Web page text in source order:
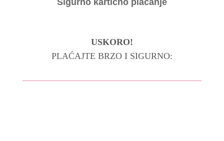
Sigurno kartično plaćanje
USKORO!
PLAĆAJTE BRZO I SIGURNO: